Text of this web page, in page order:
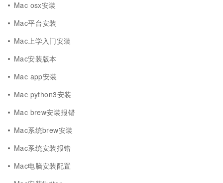
Mac osx安装
Mac平台安装
Mac上学入门安装
Mac安装版本
Mac app安装
Mac python3安装
Mac brew安装报错
Mac系统brew安装
Mac系统安装报错
Mac电脑安装配置